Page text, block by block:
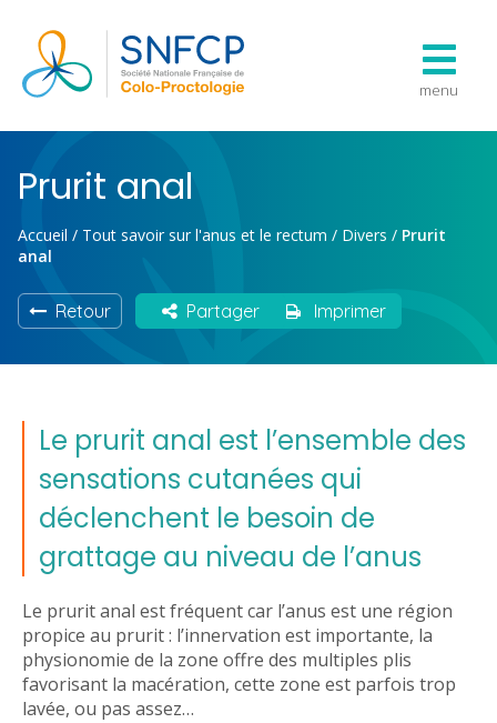
menu
Prurit anal
Accueil / Tout savoir sur l'anus et le rectum / Divers / Prurit
anal
Retour Partager Imprimer
Le prurit anal est l’ensemble des
sensations cutanées qui
déclenchent le besoin de
grattage au niveau de l’anus
Le prurit anal est fréquent car l’anus est une région
propice au prurit : l’innervation est importante, la
physionomie de la zone offre des multiples plis
favorisant la macération, cette zone est parfois trop
lavée, ou pas assez…